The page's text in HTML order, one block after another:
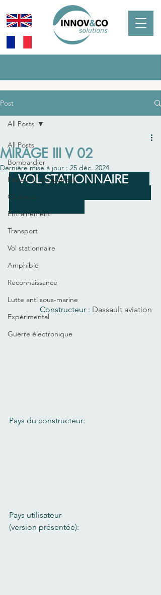
Post
All Posts
Bombardier
Patrouille acrobatique
Chasseur
Entrainement
Transport
Vol stationnaire
Amphibie
Reconnaissance
Lutte anti sous-marine
Expérimental
Guerre électronique
All Posts
MIRAGE III V 02
Dernière mise à jour : 25 déc. 2024
   VOL STATIONNAIRE
Constructeur : Dassault aviation
Pays du constructeur:
Pays utilisateur
(version présentée):